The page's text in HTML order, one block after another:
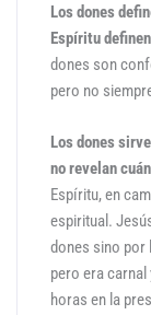
Los dones
Espíritu
dones son
pero no
Los dones
no revelan
Espíritu, en
espiritual.
dones sino por
pero era
horas en la